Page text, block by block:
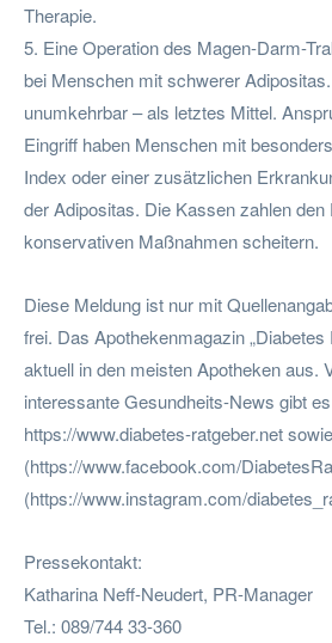
Therapie.
5. Eine Operation des Magen-Darm-
bei Menschen mit schwerer
unumkehrbar – als letztes Mittel.
Eingriff haben Menschen mit
Index oder einer zusätzlichen
der Adipositas. Die Kassen zahlen
konservativen Maßnahmen scheitern.
Diese Meldung ist nur mit
frei. Das Apothekenmagazin „Diabetes
aktuell in den meisten Apotheken aus.
interessante Gesundheits-News gibt
https://www.diabetes-ratgeber.net
(https://www.facebook.com/
(https://www.instagram.com/
Pressekontakt:
Katharina Neff-Neudert, PR-Manager
Tel.: 089/744 33-360